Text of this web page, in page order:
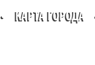
• КАРТА ГОРОДА